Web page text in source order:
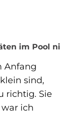
im Pool
Anfang
sind,
richtig. Sie
ich